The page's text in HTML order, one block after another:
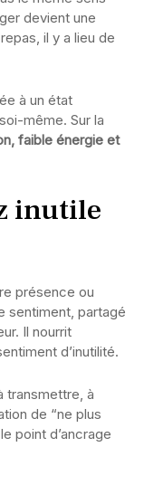
devient une
il y a lieu de
à un état
même. Sur la
faible énergie et
inutile
présence ou
sentiment, partagé
Il nourrit
d’inutilité.
transmettre, à
de “ne plus
point d’ancrage